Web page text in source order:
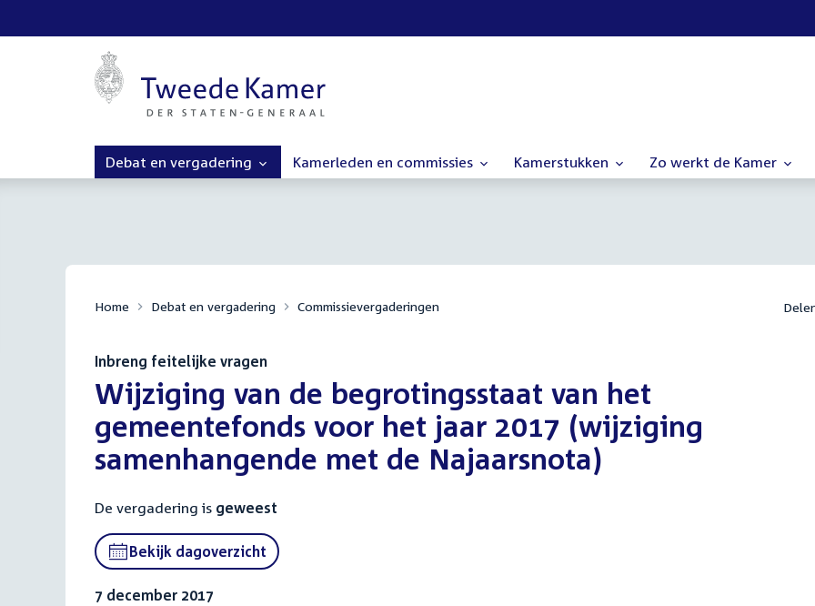
Debat en vergadering Kamerleden en commissies Kamerstukken Zo werkt de Kamer
Home Debat en vergadering Commissievergaderingen
Inbreng feitelijke vragen
:Wijziging van de begrotingsstaat van het
gemeentefonds voor het jaar 2017 (wijziging
samenhangende met de Najaarsnota)
De vergadering is geweest
Bekijk dagoverzicht
7 december 2017